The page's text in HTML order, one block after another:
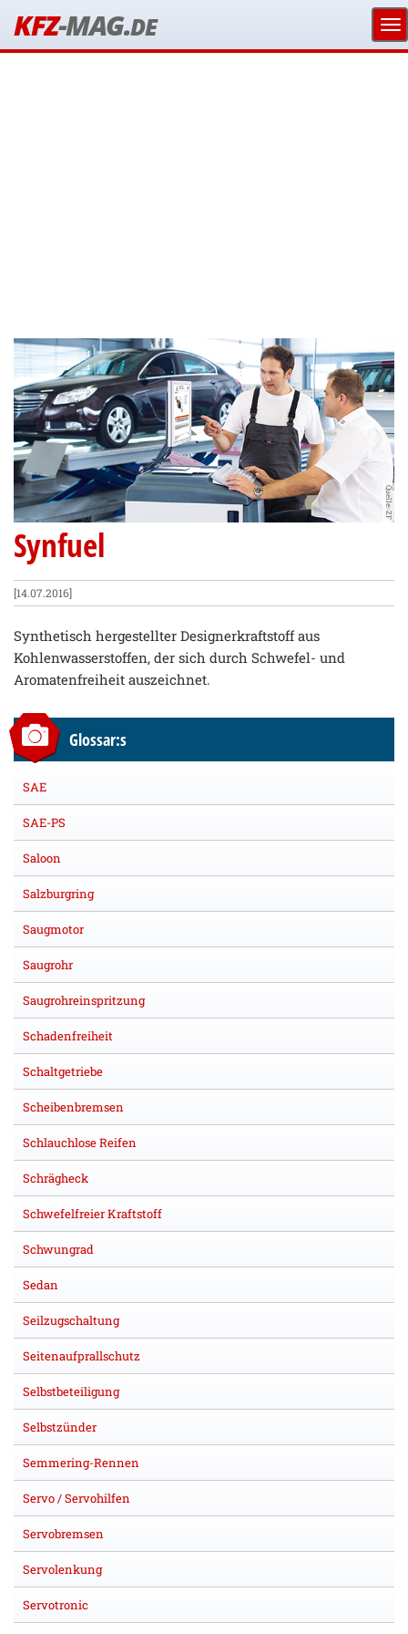
KFZ-MAG.DE
Quelle: ZF
Synfuel
[14.07.2016]
Synthetisch hergestellter Designerkraftstoff aus
Kohlenwasserstoffen, der sich durch Schwefel- und
Aromatenfreiheit auszeichnet.
Glossar:s
SAE
SAE-PS
Saloon
Salzburgring
Saugmotor
Saugrohr
Saugrohreinspritzung
Schadenfreiheit
Schaltgetriebe
Scheibenbremsen
Schlauchlose Reifen
Schrägheck
Schwefelfreier Kraftstoff
Schwungrad
Sedan
Seilzugschaltung
Seitenaufprallschutz
Selbstbeteiligung
Selbstzünder
Semmering-Rennen
Servo / Servohilfen
Servobremsen
Servolenkung
Servotronic